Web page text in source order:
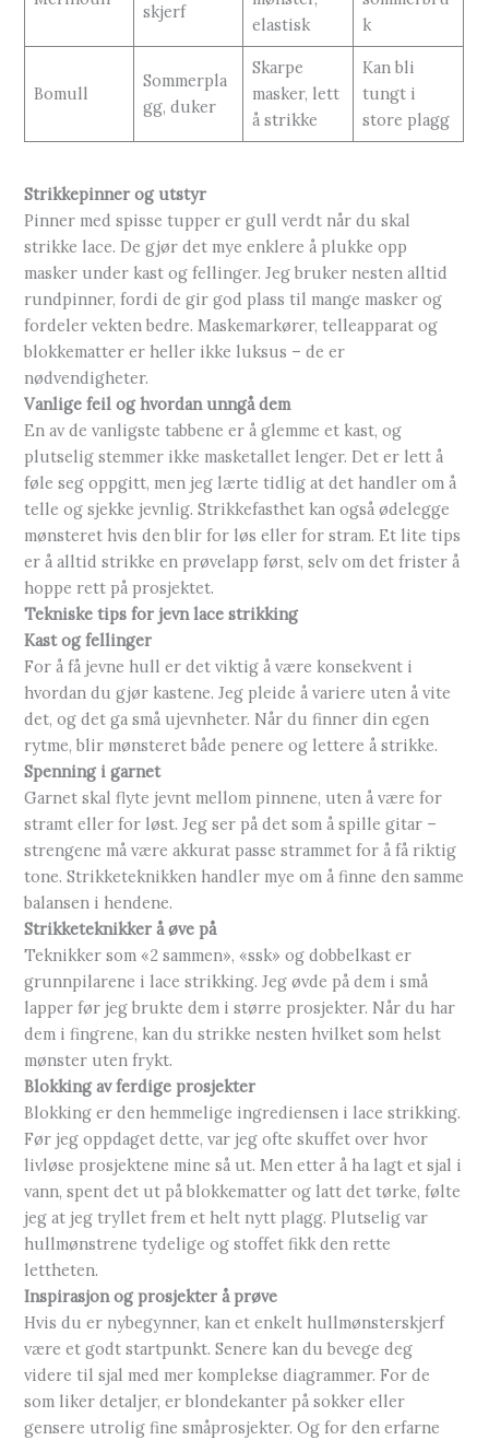
skjerf
elastisk
k
Bomull
Sommerpla
gg, duker
Skarpe
masker, lett
å strikke
Kan bli
tungt i
store plagg
Strikkepinner og utstyr
Pinner med spisse tupper er gull verdt når du skal
strikke lace. De gjør det mye enklere å plukke opp
masker under kast og fellinger. Jeg bruker nesten alltid
rundpinner, fordi de gir god plass til mange masker og
fordeler vekten bedre. Maskemarkører, telleapparat og
blokkematter er heller ikke luksus – de er
nødvendigheter.
Vanlige feil og hvordan unngå dem
En av de vanligste tabbene er å glemme et kast, og
plutselig stemmer ikke masketallet lenger. Det er lett å
føle seg oppgitt, men jeg lærte tidlig at det handler om å
telle og sjekke jevnlig. Strikkefasthet kan også ødelegge
mønsteret hvis den blir for løs eller for stram. Et lite tips
er å alltid strikke en prøvelapp først, selv om det frister å
hoppe rett på prosjektet.
Tekniske tips for jevn lace strikking
Kast og fellinger
For å få jevne hull er det viktig å være konsekvent i
hvordan du gjør kastene. Jeg pleide å variere uten å vite
det, og det ga små ujevnheter. Når du finner din egen
rytme, blir mønsteret både penere og lettere å strikke.
Spenning i garnet
Garnet skal flyte jevnt mellom pinnene, uten å være for
stramt eller for løst. Jeg ser på det som å spille gitar –
strengene må være akkurat passe strammet for å få riktig
tone. Strikketeknikken handler mye om å finne den samme
balansen i hendene.
Strikketeknikker å øve på
Teknikker som «2 sammen», «ssk» og dobbelkast er
grunnpilarene i lace strikking. Jeg øvde på dem i små
lapper før jeg brukte dem i større prosjekter. Når du har
dem i fingrene, kan du strikke nesten hvilket som helst
mønster uten frykt.
Blokking av ferdige prosjekter
Blokking er den hemmelige ingrediensen i lace strikking.
Før jeg oppdaget dette, var jeg ofte skuffet over hvor
livløse prosjektene mine så ut. Men etter å ha lagt et sjal i
vann, spent det ut på blokkematter og latt det tørke, følte
jeg at jeg tryllet frem et helt nytt plagg. Plutselig var
hullmønstrene tydelige og stoffet fikk den rette
lettheten.
Inspirasjon og prosjekter å prøve
Hvis du er nybegynner, kan et enkelt hullmønsterskjerf
være et godt startpunkt. Senere kan du bevege deg
videre til sjal med mer komplekse diagrammer. For de
som liker detaljer, er blondekanter på sokker eller
gensere utrolig fine småprosjekter. Og for den erfarne